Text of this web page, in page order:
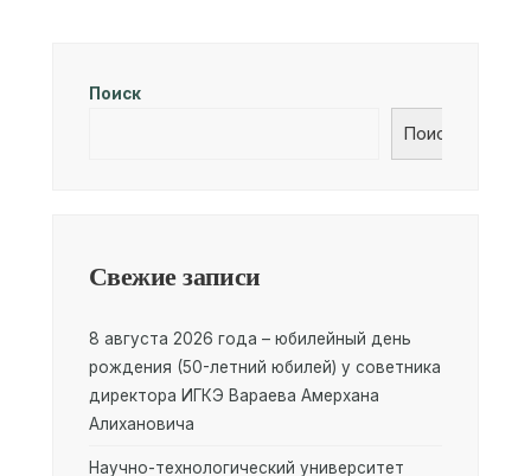
Поиск
Поиск
Свежие записи
8 августа 2026 года – юбилейный день
рождения (50-летний юбилей) у советника
директора ИГКЭ Вараева Амерхана
Алихановича
Научно-технологический университет